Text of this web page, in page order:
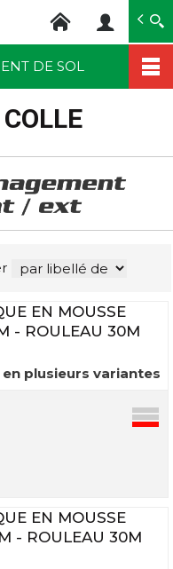
DE SOL
EN MOUSSE
- ROULEAU 30M
plusieurs variantes
EN MOUSSE
- ROULEAU 30M